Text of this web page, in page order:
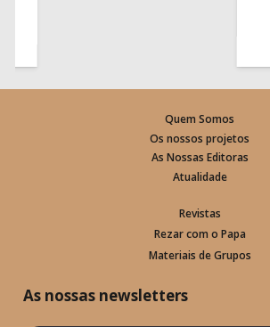
Quem Somos
Os nossos projetos
As Nossas Editoras
Atualidade
Revistas
Rezar com o Papa
Materiais de Grupos
As nossas newsletters